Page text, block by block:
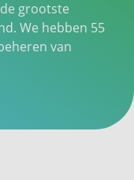
grootste
We hebben 55
van